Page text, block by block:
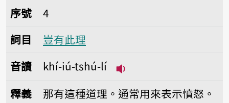
序號4豈有此理
序號
4
詞目
豈有此理
音讀
khí-iú-tshú-lí
釋義
那有這種道理。通常用來表示憤怒。